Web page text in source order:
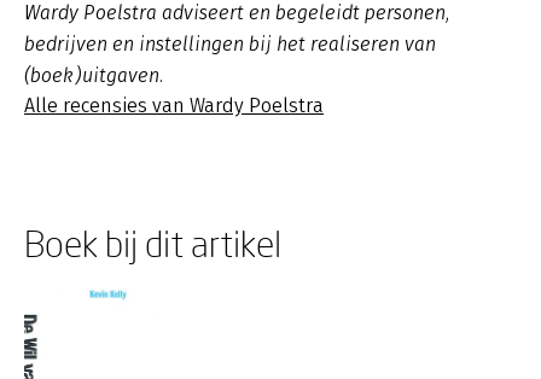
Wardy Poelstra adviseert en begeleidt personen,
bedrijven en instellingen bij het realiseren van
(boek)uitgaven.
Alle recensies van Wardy Poelstra
Boek bij dit artikel